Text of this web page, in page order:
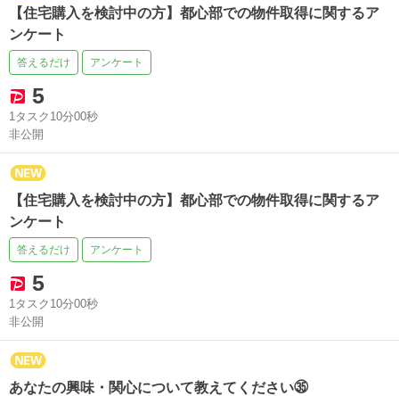
【住宅購入を検討中の方】都心部での物件取得に関するア
ンケート
答えるだけ アンケート
5
1タスク10分00秒
非公開
【住宅購入を検討中の方】都心部での物件取得に関するア
ンケート
答えるだけ アンケート
5
1タスク10分00秒
非公開
あなたの興味・関心について教えてください㉟